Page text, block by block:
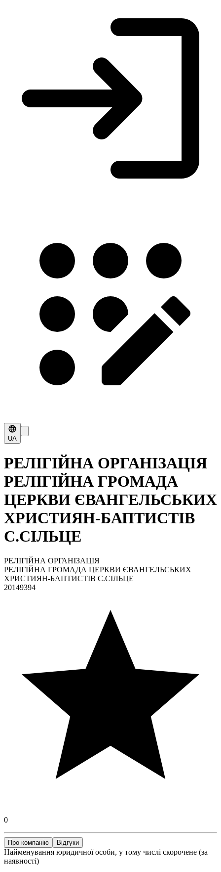
UA
РЕЛІГІЙНА ОРГАНІЗАЦІЯ
РЕЛІГІЙНА ГРОМАДА
ЦЕРКВИ ЄВАНГЕЛЬСЬКИХ
ХРИСТИЯН-БАПТИСТІВ
С.СІЛЬЦЕ
РЕЛІГІЙНА ОРГАНІЗАЦІЯ
РЕЛІГІЙНА ГРОМАДА ЦЕРКВИ ЄВАНГЕЛЬСЬКИХ
ХРИСТИЯН-БАПТИСТІВ С.СІЛЬЦЕ
20149394
0
Про компанію Відгуки
Найменування юридичної особи, у тому числі скорочене (за
наявності)